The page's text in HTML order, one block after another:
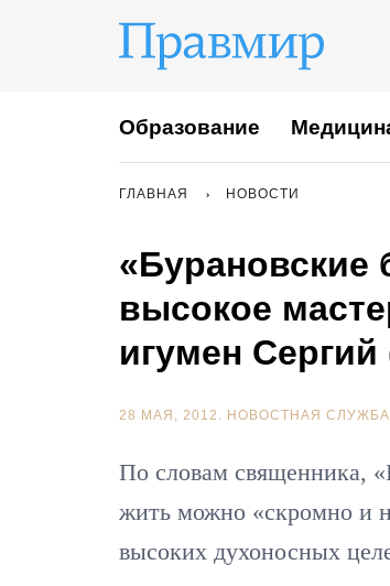
Образование
ГЛАВНАЯ НОВОСТИ
«Бурановские
высокое
игумен
28 МАЯ, 2012. НОВОСТНАЯ
По словам священника,
жить можно «скромно и
высоких духоносных